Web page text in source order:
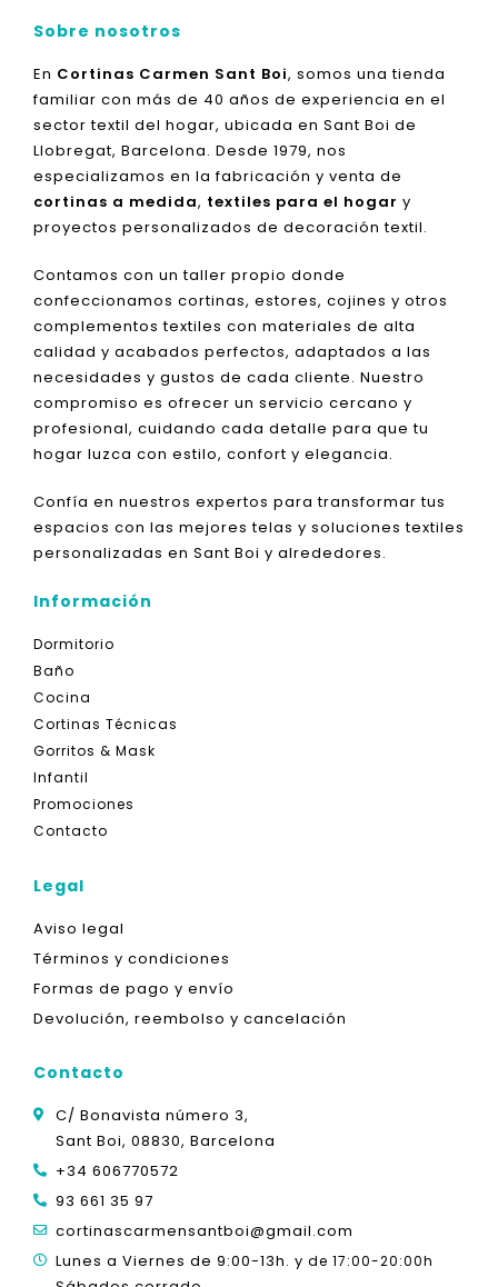
Sobre nosotros
En Cortinas Carmen Sant Boi, somos una tienda
familiar con más de 40 años de experiencia en el
sector textil del hogar, ubicada en Sant Boi de
Llobregat, Barcelona. Desde 1979, nos
especializamos en la fabricación y venta de
cortinas a medida, textiles para el hogar y
proyectos personalizados de decoración textil.
Contamos con un taller propio donde
confeccionamos cortinas, estores, cojines y otros
complementos textiles con materiales de alta
calidad y acabados perfectos, adaptados a las
necesidades y gustos de cada cliente. Nuestro
compromiso es ofrecer un servicio cercano y
profesional, cuidando cada detalle para que tu
hogar luzca con estilo, confort y elegancia.
Confía en nuestros expertos para transformar tus
espacios con las mejores telas y soluciones textiles
personalizadas en Sant Boi y alrededores.
Información
Dormitorio
Baño
Cocina
Cortinas Técnicas
Gorritos & Mask
Infantil
Promociones
Contacto
Legal
Aviso legal
Términos y condiciones
Formas de pago y envío
Devolución, reembolso y cancelación
Contacto
C/ Bonavista número 3,
Sant Boi, 08830, Barcelona
+34 606770572
93 661 35 97
cortinascarmensantboi@gmail.com
Lunes a Viernes de 9:00-13h. y de 17:00-20:00h